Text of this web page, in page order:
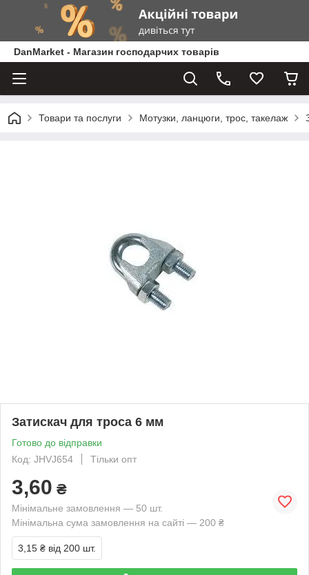
DanMarket - Магазин господарчих товарів
Товари та послуги Мотузки, ланцюги, трос, такелаж
Затискач для троса 6 мм
Готово до відправки
Код: JHVJ654
Тільки опт
3,60 ₴
Мінімальне замовлення — 50 шт.
Мінімальна сума замовлення на сайті — 200 ₴
3,15 ₴ від 200 шт.